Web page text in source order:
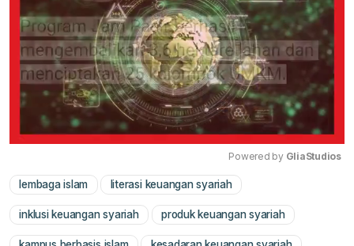
Powered by GliaStudios
lembaga islam literasi keuangan syariah
inklusi keuangan syariah produk keuangan syariah